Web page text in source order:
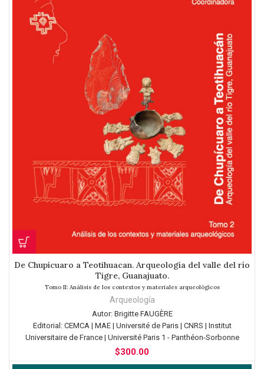
De Chupícuaro a Teotihuacan. Arqueología del valle del río
Tigre, Guanajuato.
Tomo II: Análisis de los contextos y materiales arqueológicos
Arqueología
Autor:Brigitte FAUGÈRE
Editorial:CEMCA | MAE | Université de Paris | CNRS | Institut
Universitaire de France | Université Paris 1 - Panthéon-Sorbonne
$300.00